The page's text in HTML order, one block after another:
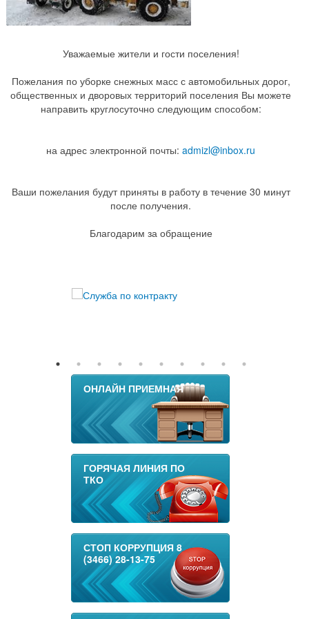
Уважаемые жители и гости поселения!
Пожелания по уборке снежных масс с автомобильных дорог,
общественных и дворовых территорий поселения Вы можете
направить круглосуточно следующим способом:
на адрес электронной почты: admizl@inbox.ru
Ваши пожелания будут приняты в работу в течение 30 минут
после получения.
Благодарим за обращение
ОНЛАЙН ПРИЕМНАЯ
ГОРЯЧАЯ ЛИНИЯ ПО
ТКО
СТОП КОРРУПЦИЯ 8
(3466) 28-13-75